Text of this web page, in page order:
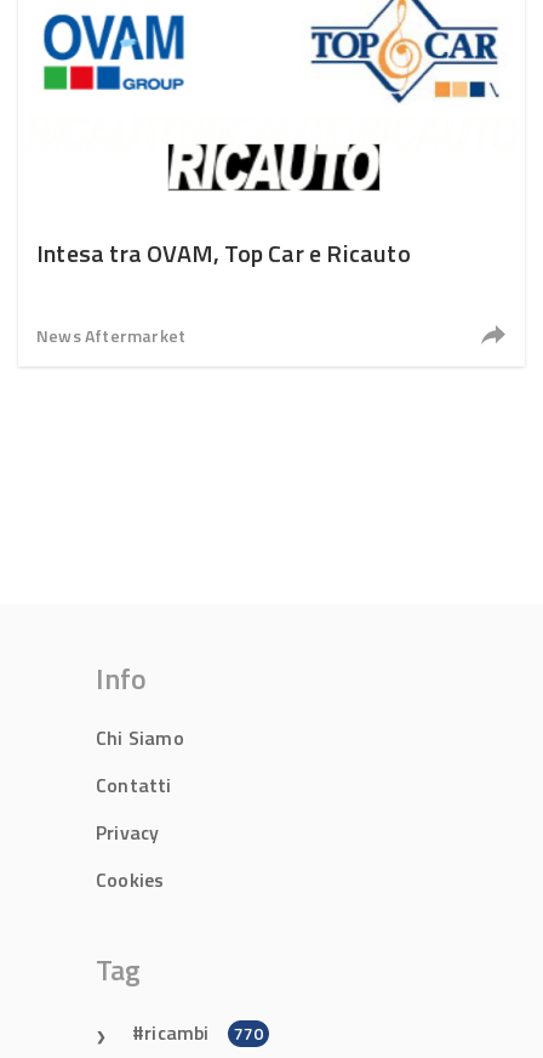
Intesa tra OVAM, Top Car e Ricauto
News Aftermarket
Info
Chi Siamo
Contatti
Privacy
Cookies
Tag
ricambi 770